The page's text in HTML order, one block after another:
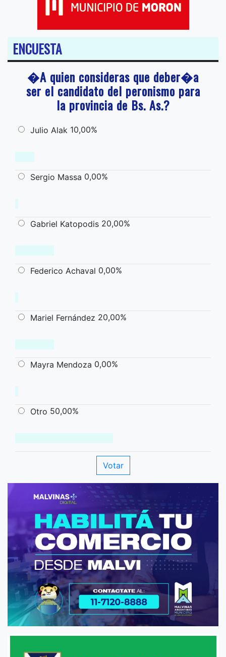
ENCUESTA
�A quien consideras que deber�a
ser el candidato del peronismo para
la provincia de Bs. As.?
Julio Alak 10,00%
Sergio Massa 0,00%
Gabriel Katopodis 20,00%
Federico Achaval 0,00%
Mariel Fernández 20,00%
Mayra Mendoza 0,00%
Otro 50,00%